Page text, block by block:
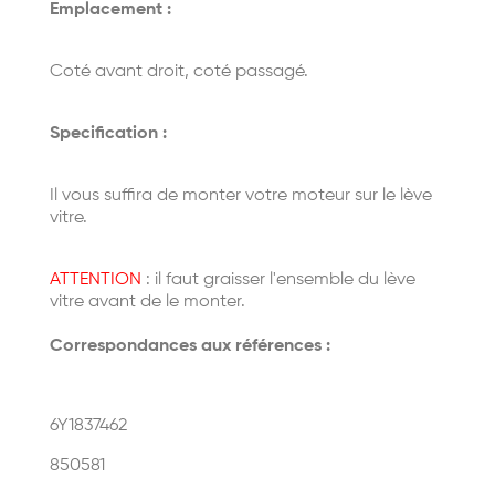
Emplacement :
Coté avant droit, coté passagé.
Specification :
Il vous suffira de monter votre moteur sur le lève
vitre.
ATTENTION : il faut graisser l'ensemble du lève
vitre avant de le monter.
Correspondances aux références :
6Y1837462
850581